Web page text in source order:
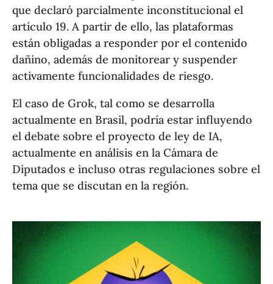
que declaró parcialmente inconstitucional el
artículo 19. A partir de ello, las plataformas
están obligadas a responder por el contenido
dañino, además de monitorear y suspender
activamente funcionalidades de riesgo.
El caso de Grok, tal como se desarrolla
actualmente en Brasil, podría estar influyendo
el debate sobre el proyecto de ley de IA,
actualmente en análisis en la Cámara de
Diputados e incluso otras regulaciones sobre el
tema que se discutan en la región.